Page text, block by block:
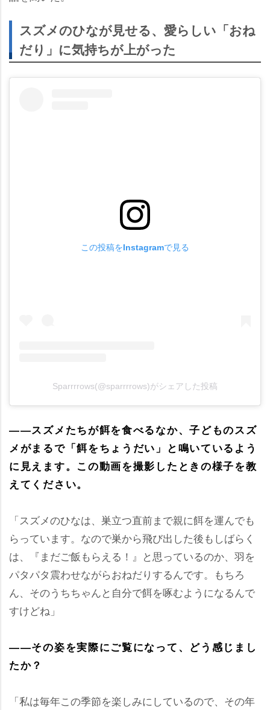
スズメのひなが見せる、愛らしい「おね
だり」に気持ちが上がった
この投稿をInstagramで見る
Sparrrrows(@sparrrrows)がシェアした投稿
――スズメたちが餌を食べるなか、子どものスズ
メがまるで「餌をちょうだい」と鳴いているよう
に見えます。この動画を撮影したときの様子を教
えてください。
「スズメのひなは、巣立つ直前まで親に餌を運んでも
らっています。なので巣から飛び出した後もしばらく
は、『まだご飯もらえる！』と思っているのか、羽を
パタパタ震わせながらおねだりするんです。もちろ
ん、そのうちちゃんと自分で餌を啄むようになるんで
すけどね」
――その姿を実際にご覧になって、どう感じまし
たか？
「私は毎年この季節を楽しみにしているので、その年